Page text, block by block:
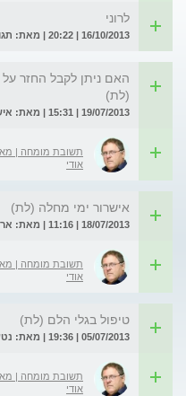
לרוני
16/10/2013 | 20:22 | מאת: תגובה
האם ניתן לקבל החזר על
(לת)
19/07/2013 | 15:31 | מאת: אישה
תשובת מומחה |
אודי
אישרור ימי מחלה (לת)
18/07/2013 | 11:16 | מאת: אריה
תשובת מומחה |
אודי
טיפול בגלי הלם (לת)
05/07/2013 | 19:36 | מאת: נטע
תשובת מומחה |
אודי